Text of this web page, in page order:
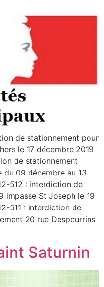
de stationnement pour
le 17 décembre 2019
de stationnement
du 09 décembre au 13
512 : interdiction de
impasse St Joseph le 19
511 : interdiction de
20 rue Despourrins
Saturnin